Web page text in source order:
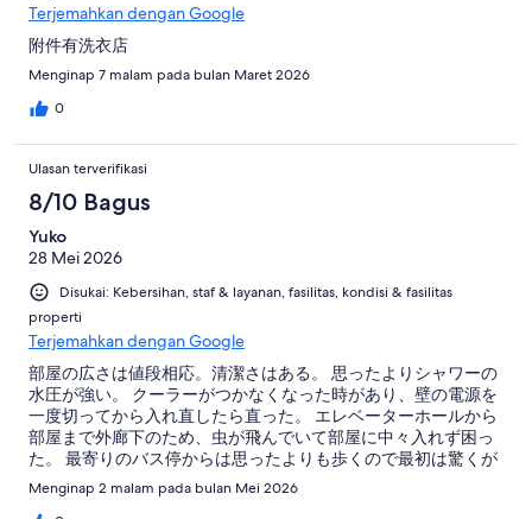
Terjemahkan dengan Google
附件有洗衣店
Menginap 7 malam pada bulan Maret 2026
0
Ulasan terverifikasi
8/10 Bagus
Yuko
28 Mei 2026
Disukai: Kebersihan, staf & layanan, fasilitas, kondisi & fasilitas
properti
Terjemahkan dengan Google
部屋の広さは値段相応。清潔さはある。 思ったよりシャワーの
水圧が強い。 クーラーがつかなくなった時があり、壁の電源を
一度切ってから入れ直したら直った。 エレベーターホールから
部屋まで外廊下のため、虫が飛んでいて部屋に中々入れず困っ
た。 最寄りのバス停からは思ったよりも歩くので最初は驚くが
慣れる。
Menginap 2 malam pada bulan Mei 2026